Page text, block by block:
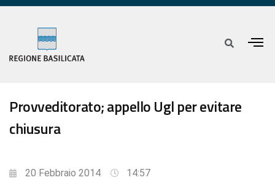
Provveditorato; appello Ugl per evitare
chiusura
20 Febbraio 2014 14:57